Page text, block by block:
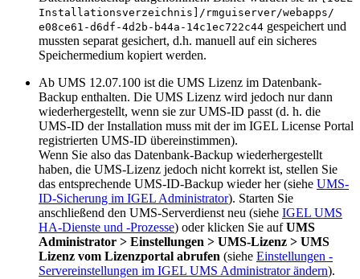
Installationsverzeichnis]/rmguiserver/webapps/
e08ce61-d6df-4d2b-b44a-14c1ec722c44 gespeichert und
mussten separat gesichert, d.h. manuell auf ein sicheres
Speichermedium kopiert werden.
Ab UMS 12.07.100 ist die UMS Lizenz im Datenbank-
Backup enthalten. Die UMS Lizenz wird jedoch nur dann
wiederhergestellt, wenn sie zur UMS-ID passt (d. h. die
UMS-ID der Installation muss mit der im IGEL License Portal
registrierten UMS-ID übereinstimmen).
Wenn Sie also das Datenbank-Backup wiederhergestellt
haben, die UMS-Lizenz jedoch nicht korrekt ist, stellen Sie
das entsprechende UMS-ID-Backup wieder her (siehe UMS-
ID-Sicherung im IGEL Administrator). Starten Sie
anschließend den UMS-Serverdienst neu (siehe IGEL UMS
HA-Dienste und -Prozesse) oder klicken Sie aufUMS
Administrator > Einstellungen > UMS-Lizenz > UMS
Lizenz vom Lizenzportal abrufen (siehe Einstellungen -
Servereinstellungen im IGEL UMS Administrator ändern).